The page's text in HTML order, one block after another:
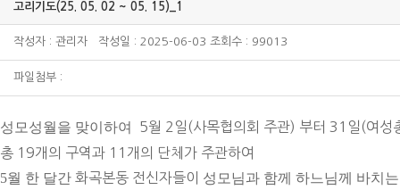
고리기도(25. 05. 02 ~ 05. 15)_1
작성자 : 관리자 작성일 : 2025-06-03 조회수 : 99013
파일첨부 :
성모성월을 맞이하여 5월 2일(사목협의회 주관) 부터 31일(여성
총 19개의 구역과 11개의 단체가 주관하여
5월 한 달간 화곡본동 전신자들이 성모님과 함께 하느님께 바치